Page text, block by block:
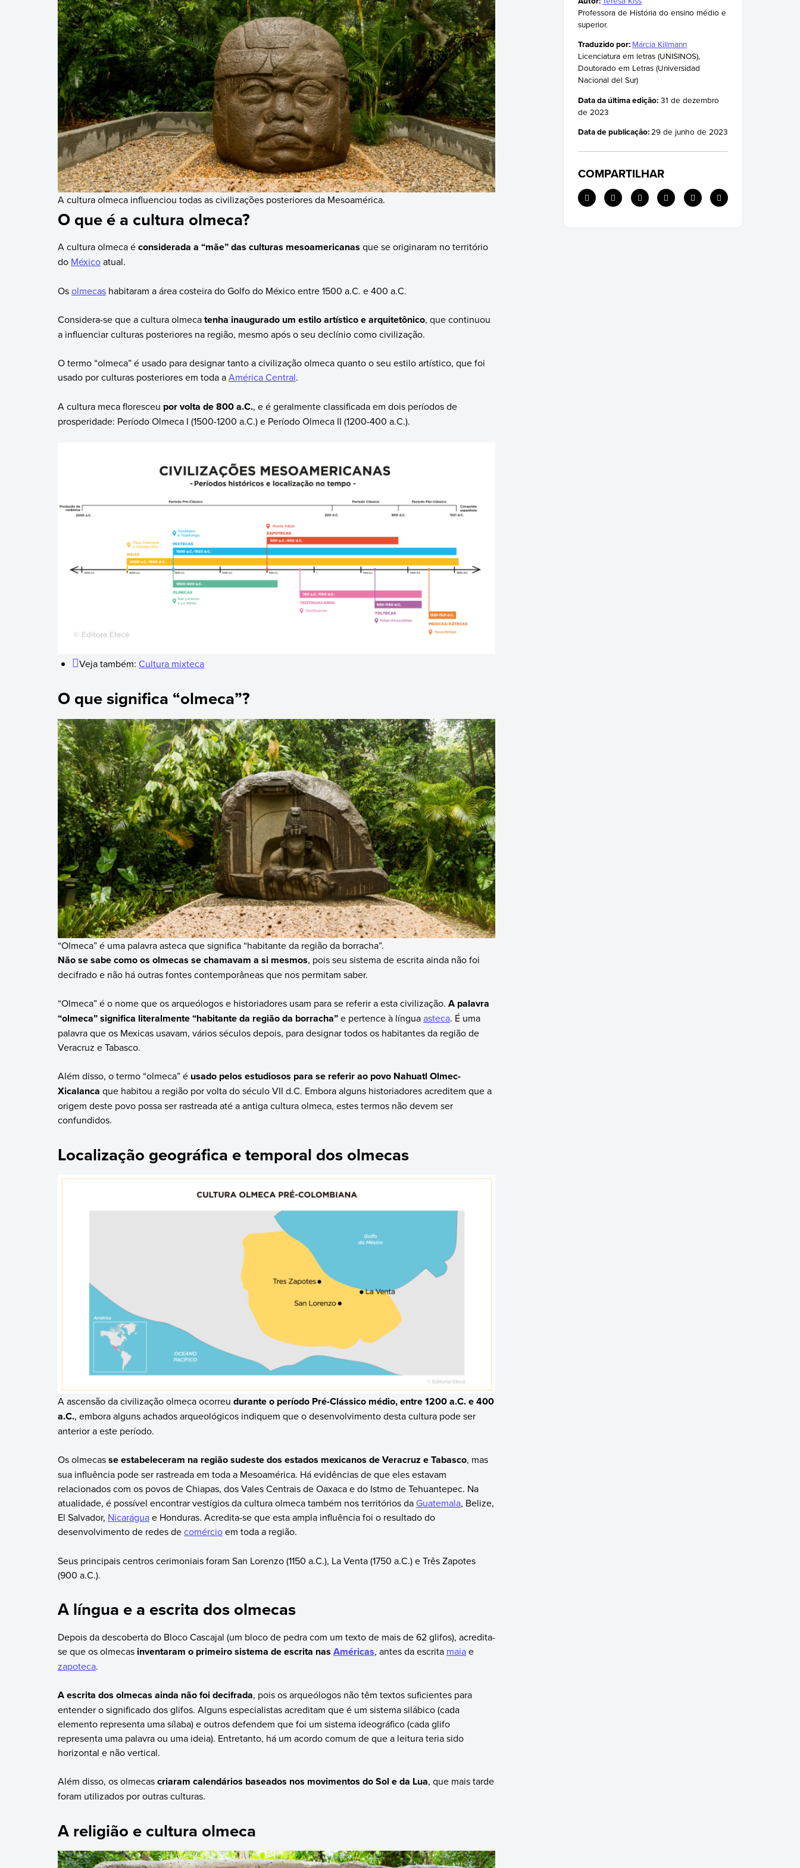
A cultura olmeca influenciou todas as civilizações posteriores da Mesoamérica.
O que é a cultura olmeca?
A cultura olmeca éconsiderada a “mãe” das culturas mesoamericanas que se originaram no território
do Méxicoatual.
Osolmecashabitaram a área costeira do Golfo do México entre 1500 a.C. e 400 a.C.
Considera-se que a cultura olmecatenha inaugurado um estilo artístico e arquitetônico, que continuou
a influenciar culturas posteriores na região, mesmo após o seu declínio como civilização.
O termo “olmeca” é usado para designar tanto a civilização olmeca quanto o seu estilo artístico, que foi
usado por culturas posteriores em toda aAmérica Central.
A cultura meca floresceu por volta de 800 a.C., e é geralmente classificada em dois períodos de
prosperidade: Período Olmeca I (1500-1200 a.C.) e Período Olmeca II (1200-400 a.C.).
Veja também:Cultura mixteca
O que significa “olmeca”?
“Olmeca” é uma palavra asteca que significa “habitante da região da borracha”.
Não se sabe como os olmecas se chamavam a si mesmos, pois seu sistema de escrita ainda não foi
decifrado e não há outras fontes contemporâneas que nos permitam saber.
“Olmeca” é o nome que os arqueólogos e historiadores usam para se referir a esta civilização. A palavra
“olmeca” significa literalmente “habitante da região da borracha”e pertence à línguaasteca. É uma
palavra que os Mexicas usavam, vários séculos depois, para designar todos os habitantes da região de
Veracruz e Tabasco.
Além disso, o termo “olmeca” é usado pelos estudiosos para se referir ao povo Nahuatl Olmec-
Xicalanca que habitou a região por volta do século VII d.C. Embora alguns historiadores acreditem que a
origem deste povo possa ser rastreada até a antiga cultura olmeca, estes termos não devem ser
confundidos.
Localização geográfica e temporal dos olmecas
A ascensão da civilização olmeca ocorreu durante o período Pré-Clássico médio, entre 1200 a.C. e 400
a.C., embora alguns achados arqueológicos indiquem que o desenvolvimento desta cultura pode ser
anterior a este período.
Os olmecasse estabeleceram na região sudeste dos estados mexicanos de Veracruz e Tabasco, mas
sua influência pode ser rastreada em toda a Mesoamérica. Há evidências de que eles estavam
relacionados com os povos de Chiapas, dos Vales Centrais de Oaxaca e do Istmo de Tehuantepec. Na
atualidade, é possível encontrar vestígios da cultura olmeca também nos territórios da Guatemala, Belize,
El Salvador, Nicaráguae Honduras. Acredita-se que esta ampla influência foi o resultado do
desenvolvimento de redes decomércioem toda a região.
Seus principais centros cerimoniais foram San Lorenzo (1150 a.C.), La Venta (1750 a.C.) e Três Zapotes
(900 a.C.).
A língua e a escrita dos olmecas
Depois da descoberta do Bloco Cascajal (um bloco de pedra com um texto de mais de 62 glifos), acredita-
se que os olmecasinventaram o primeiro sistema de escrita nas Américas, antes da escrita maiae
zapoteca.
A escrita dos olmecas ainda não foi decifrada, pois os arqueólogos não têm textos suficientes para
entender o significado dos glifos. Alguns especialistas acreditam que é um sistema silábico (cada
elemento representa uma sílaba) e outros defendem que foi um sistema ideográfico (cada glifo
representa uma palavra ou uma ideia). Entretanto, há um acordo comum de que a leitura teria sido
horizontal e não vertical.
Além disso, os olmecascriaram calendários baseados nos movimentos do Sol e da Lua, que mais tarde
foram utilizados por outras culturas.
A religião e cultura olmeca
Contribuições da cultura olmeca
Professora de História do ensino médio e
superior.
Traduzido por: Márcia Killmann
Licenciatura em letras (UNISINOS),
Doutorado em Letras (Universidad
Nacional del Sur)
Data da última edição: 31 de dezembro
de 2023
Data de publicação:29 de junho de 2023
COMPARTILHAR